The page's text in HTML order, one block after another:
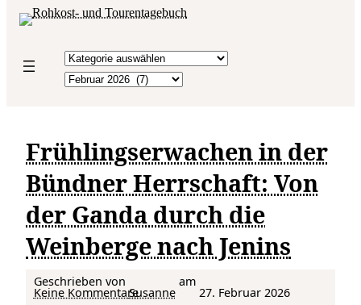
Kategorien
Archiv
Frühlingserwachen in der
Bündner Herrschaft: Von
der Ganda durch die
Weinberge nach Jenins
Geschrieben von
Susanne
am
27. Februar 2026
Keine Kommentarezu Frühlingserwachen in der Bündner Herrschaft: Von der Ganda durch die Weinberge nach Jenins